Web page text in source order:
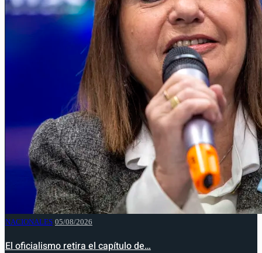
NACIONALES 05/08/2026
El oficialismo retira el capítulo de…